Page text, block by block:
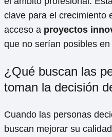
clave para el crecimiento
acceso a proyectos
que no serían posibles
¿Qué buscan las
toman la decisión
Cuando las personas
buscan mejorar su